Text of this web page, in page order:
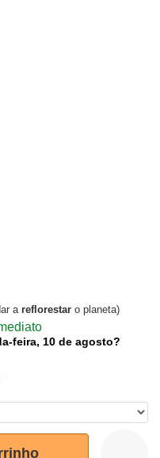
areflorestar o planeta)
feira, 10 de agosto?